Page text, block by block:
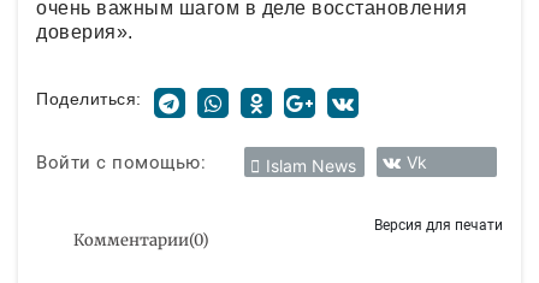
очень важным шагом в деле восстановления
доверия».
Поделиться:
Войти с помощью: Islam News Vk
Комментарии(0)
Версия для печати